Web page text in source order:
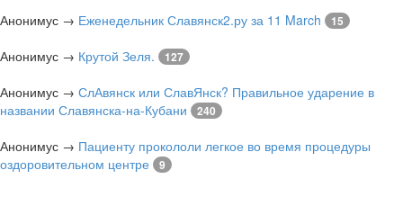
Анонимус → Еженедельник Славянск2.ру за 11 March 15
Анонимус → Крутой Зеля. 127
Анонимус → СлАвянск или СлавЯнск? Правильное ударение в
названии Славянска-на-Кубани
240
Анонимус → Пациенту прокололи легкое во время процедуры
оздоровительном центре
9